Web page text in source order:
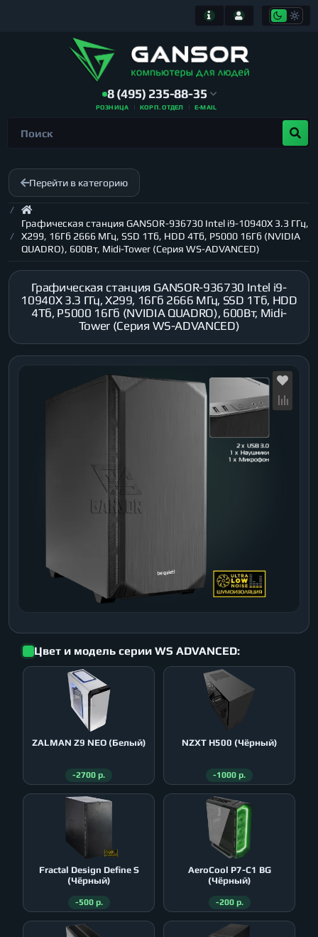
8 (495) 235-88-35
РОЗНИЦА КОРП. ОТДЕЛ E-MAIL
Перейти в категорию
Графическая станция GANSOR-936730 Intel i9-10940X 3.3 ГГц,
X299, 16Гб 2666 МГц, SSD 1Тб, HDD 4Тб, P5000 16Гб (NVIDIA
QUADRO), 600Вт, Midi-Tower (Серия WS-ADVANCED)
Графическая станция GANSOR-936730 Intel i9-
10940X 3.3 ГГц, X299, 16Гб 2666 МГц, SSD 1Тб, HDD
4Тб, P5000 16Гб (NVIDIA QUADRO), 600Вт, Midi-
Tower (Серия WS-ADVANCED)
Цвет и модель серии WS ADVANCED:
ZALMAN Z9 NEO (Белый)
-2700 р.
NZXT H500 (Чёрный)
-1000 р.
Fractal Design Define S
(Чёрный)
-500 р.
AeroСool P7-C1 BG
(Чёрный)
-200 р.